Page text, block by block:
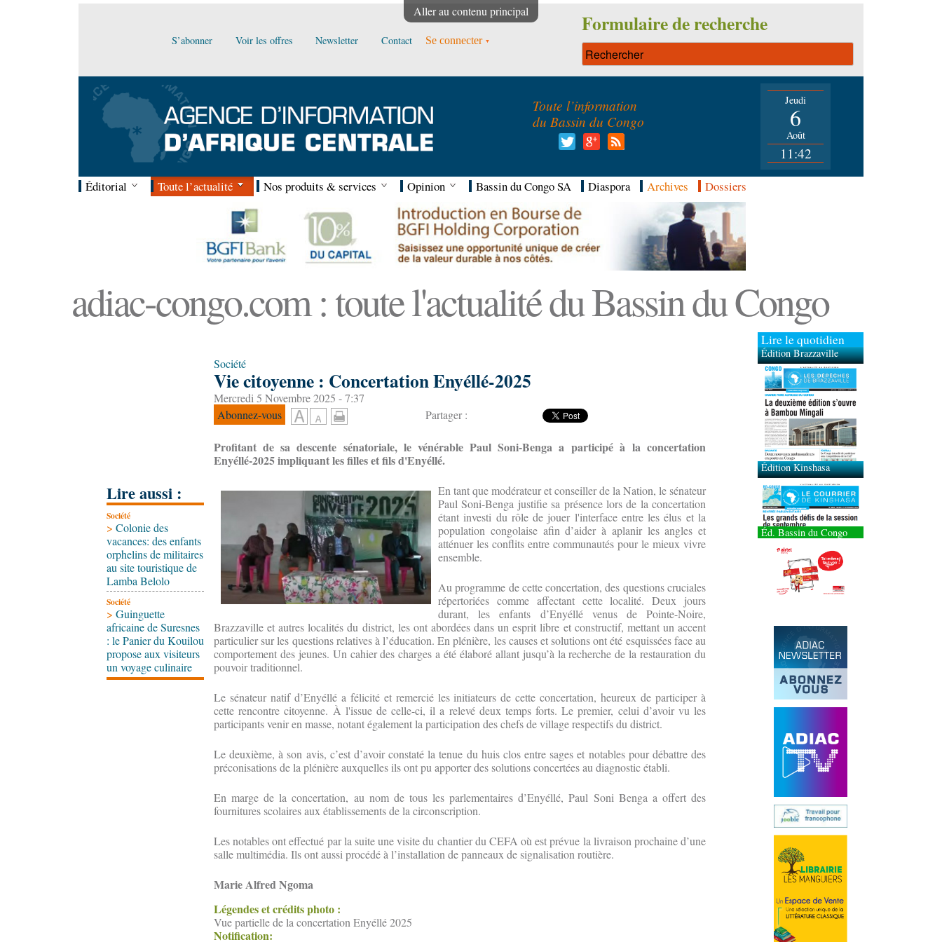
Aller au contenu principal
S’abonner Voir les offres Newsletter Contact Se connecter
Formulaire de recherche
Toute l’information
du Bassin du Congo
Jeudi
6
Août
11:42
Éditorial Toute l’actualité Nos produits & services Opinion Bassin du Congo SA Diaspora Archives Dossiers
adiac-congo.com : toute l'actualité du Bassin du Congo
Lire aussi :
Société
> Colonie des
vacances: des enfants
orphelins de militaires
au site touristique de
Lamba Belolo
Société
> Guinguette
africaine de Suresnes
: le Panier du Kouilou
propose aux visiteurs
un voyage culinaire
Société
Vie citoyenne : Concertation Enyéllé-2025
Mercredi 5 Novembre 2025 - 7:37
Abonnez-vous
Partager :
Profitant de sa descente sénatoriale, le vénérable Paul Soni-Benga a participé à la concertation
Enyéllé-2025 impliquant les filles et fils d'Enyéllé.
En tant que modérateur et conseiller de la Nation, le sénateur
Paul Soni-Benga justifie sa présence lors de la concertation
étant investi du rôle de jouer l'interface entre les élus et la
population congolaise afin d’aider à aplanir les angles et
atténuer les conflits entre communautés pour le mieux vivre
ensemble.
Au programme de cette concertation, des questions cruciales
répertoriées comme affectant cette localité. Deux jours
durant, les enfants d’Enyéllé venus de Pointe-Noire,
Brazzaville et autres localités du district, les ont abordées dans un esprit libre et constructif, mettant un accent
particulier sur les questions relatives à l’éducation. En plénière, les causes et solutions ont été esquissées face au
comportement des jeunes. Un cahier des charges a été élaboré allant jusqu’à la recherche de la restauration du
pouvoir traditionnel.
Le sénateur natif d’Enyéllé a félicité et remercié les initiateurs de cette concertation, heureux de participer à
cette rencontre citoyenne. À l'issue de celle-ci, il a relevé deux temps forts. Le premier, celui d’avoir vu les
participants venir en masse, notant également la participation des chefs de village respectifs du district.
Le deuxième, à son avis, c’est d’avoir constaté la tenue du huis clos entre sages et notables pour débattre des
préconisations de la plénière auxquelles ils ont pu apporter des solutions concertées au diagnostic établi.
En marge de la concertation, au nom de tous les parlementaires d’Enyéllé, Paul Soni Benga a offert des
fournitures scolaires aux établissements de la circonscription.
Les notables ont effectué par la suite une visite du chantier du CEFA où est prévue la livraison prochaine d’une
salle multimédia. Ils ont aussi procédé à l’installation de panneaux de signalisation routière.
Marie Alfred Ngoma
Légendes et crédits photo :
Vue partielle de la concertation Enyéllé 2025
Notification:
Lire le quotidien
Édition Brazzaville
Édition Kinshasa
Éd. Bassin du Congo